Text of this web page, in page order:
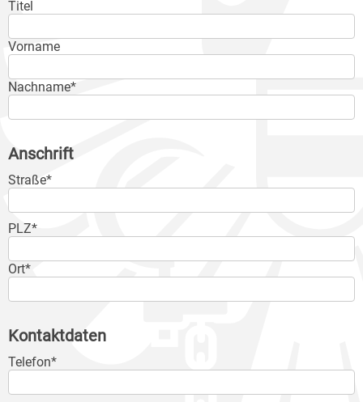
Titel
Vorname
Nachname*
Anschrift
Straße*
PLZ*
Ort*
Kontaktdaten
Telefon*